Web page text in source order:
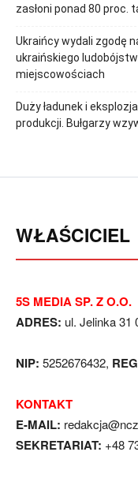
zasłoni ponad 80 proc.
Ukraińcy wydali zgodę
ukraińskiego
miejscowościach
Duży ładunek i
produkcji. Bułgarzy
WŁAŚCICIEL
5S MEDIA SP. Z O.O.
ADRES: ul. Jelinka 31
NIP: 5252676432,
KONTAKT
E-MAIL:
SEKRETARIAT: +48